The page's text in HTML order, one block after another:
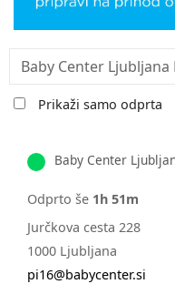
Iskanje:
Prikaži samo odprta
Baby Center
Odprto še 1h 51m
Jurčkova cesta 228
1000 Ljubljana
pi16@babycenter.si